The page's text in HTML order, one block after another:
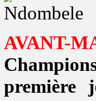
AVANT-
première